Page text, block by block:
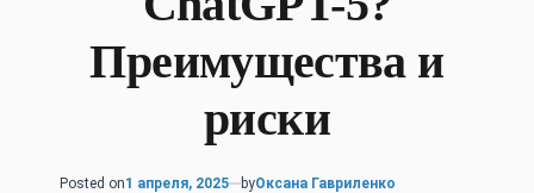
Преимущества и
риски
Posted on1 апреля, 2025 byОксана Гавриленко